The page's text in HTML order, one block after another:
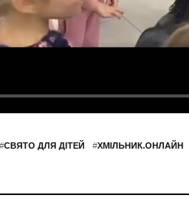
#СВЯТО ДЛЯ ДІТЕЙ #ХМІЛЬНИК.ОНЛАЙН